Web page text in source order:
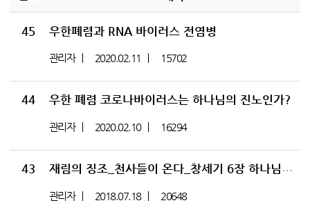
45 우한폐렴과 RNA 바이러스 전염병
관리자 2020.02.11 15702
44 우한 폐렴 코로나바이러스는 하나님의 진노인가?
관리자 2020.02.10 16294
43 재림의 징조_천사들이 온다_창세기 6장 하나님의 아들들의 정체
관리자 2018.07.18 20648